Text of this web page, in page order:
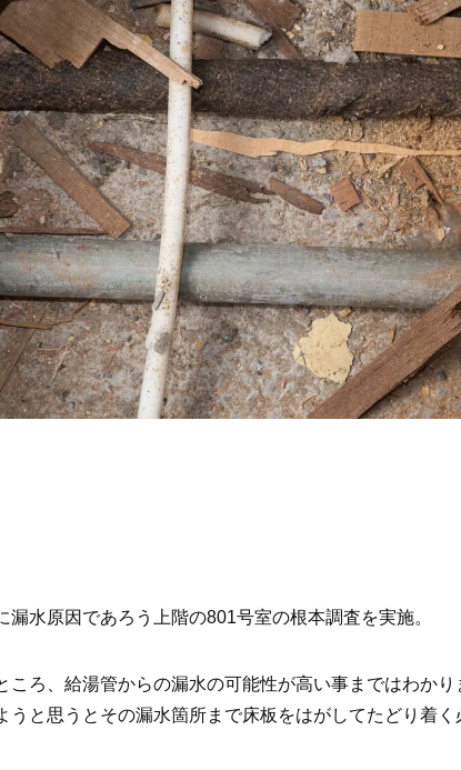
水原因であろう上階の801号室の根本調査を実施。
ころ、給湯管からの漏水の可能性が高い事まではわか
と思うとその漏水箇所まで床板をはがしてたどり着く